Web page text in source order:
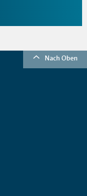
Nach Oben